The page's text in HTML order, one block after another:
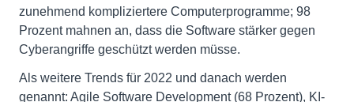
zunehmend kompliziertere Computerprogramme; 98
Prozent mahnen an, dass die Software stärker gegen
Cyberangriffe geschützt werden müsse.
Als weitere Trends für 2022 und danach werden
genannt: Agile Software Development (68 Prozent), KI-